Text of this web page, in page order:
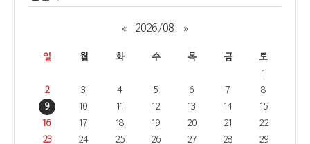
« 2026/08 »
일 월 화 수 목 금
토
1
2
3 4 5 6 7
8
9
10 11 12 13 14
15
16
17 18 19 20 21
22
23
24 25 26 27 28
29